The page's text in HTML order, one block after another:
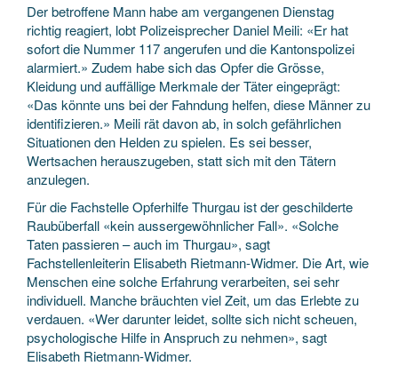
Der betroffene Mann habe am vergangenen Dienstag
richtig reagiert, lobt Polizeisprecher Daniel Meili: «Er hat
sofort die Nummer 117 angerufen und die Kantonspolizei
alarmiert.» Zudem habe sich das Opfer die Grösse,
Kleidung und auffällige Merkmale der Täter eingeprägt:
«Das könnte uns bei der Fahndung helfen, diese Männer zu
identifizieren.» Meili rät davon ab, in solch gefährlichen
Situationen den Helden zu spielen. Es sei besser,
Wertsachen herauszugeben, statt sich mit den Tätern
anzulegen.
Für die Fachstelle Opferhilfe Thurgau ist der geschilderte
Raubüberfall «kein aussergewöhnlicher Fall». «Solche
Taten passieren – auch im Thurgau», sagt
Fachstellenleiterin Elisabeth Rietmann-Widmer. Die Art, wie
Menschen eine solche Erfahrung verarbeiten, sei sehr
individuell. Manche bräuchten viel Zeit, um das Erlebte zu
verdauen. «Wer darunter leidet, sollte sich nicht scheuen,
psychologische Hilfe in Anspruch zu nehmen», sagt
Elisabeth Rietmann-Widmer.